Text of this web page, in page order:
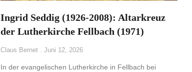
Ingrid Seddig (1926-2008): Altarkreuz
der Lutherkirche Fellbach (1971)
Claus Bernet Juni 12, 2026
In der evangelischen Lutherkirche in Fellbach bei